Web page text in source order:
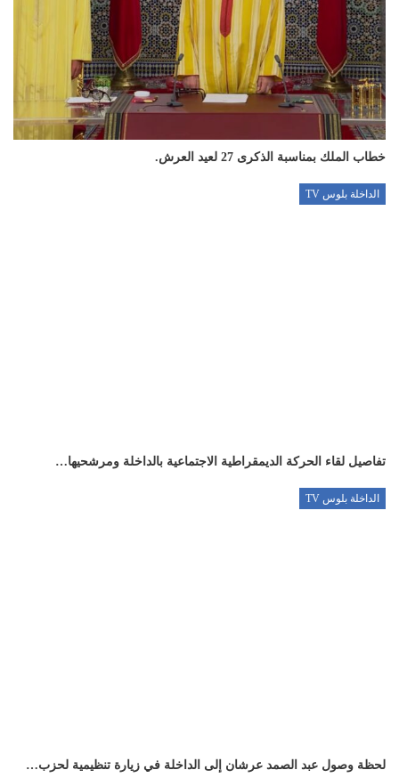
خطاب الملك بمناسبة الذكرى 27 لعيد العرش.
الداخلة بلوس TV
تفاصيل لقاء الحركة الديمقراطية الاجتماعية بالداخلة ومرشحيها…
الداخلة بلوس TV
لحظة وصول عبد الصمد عرشان إلى الداخلة في زيارة تنظيمية لحزب…